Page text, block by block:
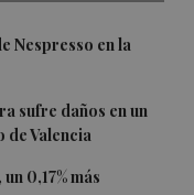
Nespresso en la
sufre daños en un
de Valencia
0,17% más